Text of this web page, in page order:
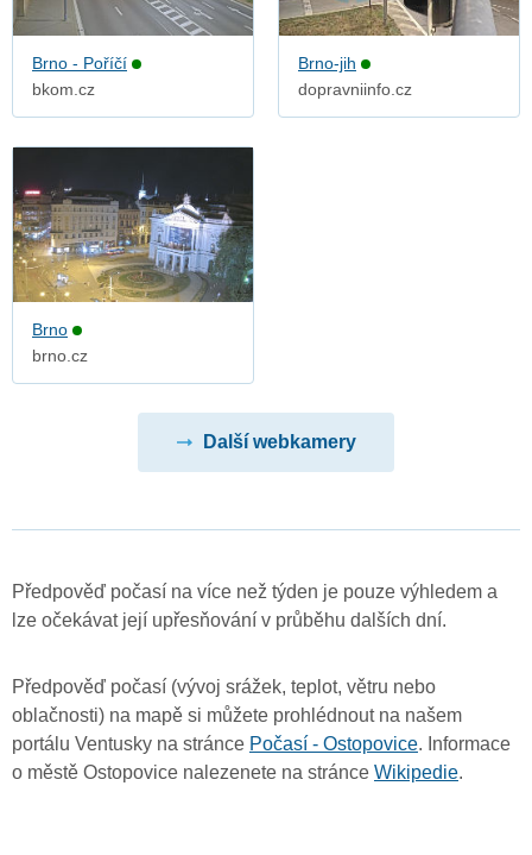
Brno - Poříčí
bkom.cz
Brno-jih
dopravniinfo.cz
Brno
brno.cz
Další webkamery
Předpověď počasí na více než týden je pouze výhledem a
lze očekávat její upřesňování v průběhu dalších dní.
Předpověď počasí (vývoj srážek, teplot, větru nebo
oblačnosti) na mapě si můžete prohlédnout na našem
portálu Ventusky na stránce Počasí - Ostopovice. Informace
o městě Ostopovice nalezenete na stránce Wikipedie.